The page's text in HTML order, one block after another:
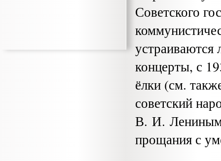
Советского
устраиваются
концерты, с
ёлки (см.
советский
В. И.
прощания с